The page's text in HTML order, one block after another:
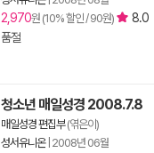
2,970원 (10% 할인 / 90원)
8.0
품절
청소년 매일성경 2008.7.8
매일성경 편집부(엮은이)
성서유니온| 2008년 06월